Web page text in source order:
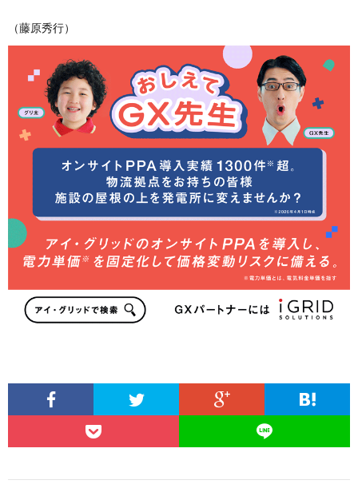
（藤原秀行）